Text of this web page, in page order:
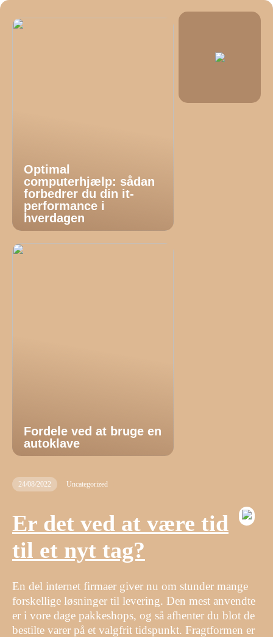
Optimal
computerhjælp: sådan
forbedrer du din it-
performance i
hverdagen
Fordele ved at bruge en
autoklave
24/08/2022 Uncategorized
Er det ved at være tid
til et nyt tag?
En del internet firmaer giver nu om stunder mange
forskellige løsninger til levering. Den mest anvendte
er i vore dage pakkeshops, og så afhenter du blot de
bestilte varer på et valgfrit tidspunkt. Fragtformen er